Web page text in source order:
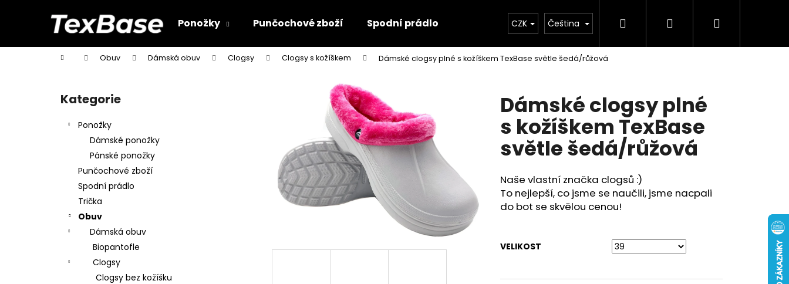
Ponožky Punčochové zboží Spodní prádlo Obuv Kolekce léto 2026 Chovatelské
CZK Čeština Hledat PřihlášeníNákupní
Domů Obuv Dámská obuv Clogsy Clogsy s kožíškem Dámské clogsy plné s kožíškem TexBase světle šedá/růžová
Přeskočit
kategorie
Kategorie
Ponožky
Dámské ponožky
Pánské ponožky
Punčochové zboží
Spodní prádlo
Trička
Obuv
Dámská obuv
Biopantofle
Clogsy
Clogsy bez kožíšku
Dámské clogsy plné
s kožíškem TexBase
světle šedá/růžová
Naše vlastní značka clogsů :)
To nejlepší, co jsme se naučili, jsme nacpali
do bot se skvělou cenou!
VELIKOST
í
Zpět
do
Zpět
do
Co potřebujete najít?
Doporučujeme